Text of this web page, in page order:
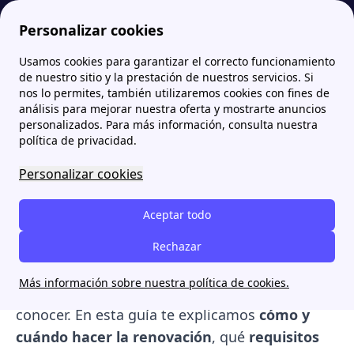
Personalizar cookies
Usamos cookies para garantizar el correcto funcionamiento
de nuestro sitio y la prestación de nuestros servicios. Si
nos lo permites, también utilizaremos cookies con fines de
análisis para mejorar nuestra oferta y mostrarte anuncios
personalizados. Para más información, consulta nuestra
política de privacidad.
Personalizar cookies
Aceptar todo
Rechazar
Más información sobre nuestra política de cookies.
Papernest.es MoreBono Social ¿Cómo y cuando renovar el Bono Social? Pasos y requisitos
¿Cómo y cuando renovar el
Bono Social? Pasos y
requisitos
Si tienes el Bono Social de la luz, mantener tu
descuento es más sencillo de lo que parece.
en la mayoría de los casos se
existen excepciones importantes que debes
conocer. En esta guía te explicamos cómo y
cuándo hacer la renovación, qué requisitos